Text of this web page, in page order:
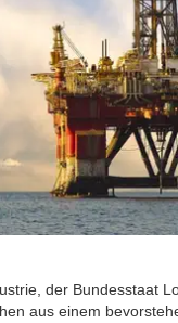
der Bundesstaat
aus einem